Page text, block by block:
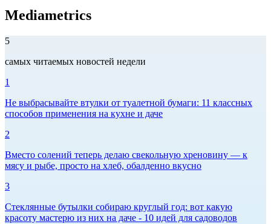
Mediametrics
5
самых читаемых новостей недели
1
Не выбрасывайте втулки от туалетной бумаги: 11 классных
способов применения на кухне и даче
2
Вместо солений теперь делаю свекольную хреновину — к
мясу и рыбе, просто на хлеб, обалденно вкусно
3
Стеклянные бутылки собираю круглый год: вот какую
красоту мастерю из них на даче - 10 идей для садоводов